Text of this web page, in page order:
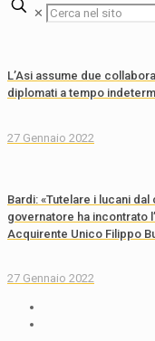
✕
L’Asi assume due
diplomati a tempo
27 Gennaio 2022
Bardi: «Tutelare i lucani
governatore ha incontrato
Acquirente Unico Filippo
27 Gennaio 2022